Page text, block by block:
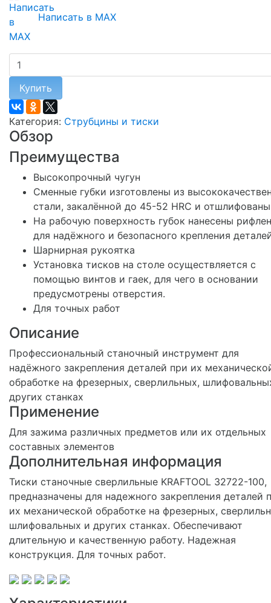
Написать в MAX
Купить
Категория: Струбцины и тиски
Обзор
Преимущества
Высокопрочный чугун
Сменные губки изготовлены из
стали, закалённой до 45-52 HRC и отшлифованы
На рабочую поверхность губок нанесены
для надёжного и безопасного крепления
Шарнирная рукоятка
Установка тисков на столе осуществляется с
помощью винтов и гаек, для чего в основании
предусмотрены отверстия.
Для точных работ
Описание
Профессиональный станочный инструмент для
надёжного закрепления деталей при их
обработке на фрезерных, сверлильных,
других станках
Применение
Для зажима различных предметов или их отдельных
составных элементов
Дополнительная информация
Тиски станочные сверлильные KRAFTOOL 32722-100,
предназначены для надежного закрепления деталей
их механической обработке на фрезерных,
шлифовальных и других станках. Обеспечивают
длительную и качественную работу. Надежная
конструкция. Для точных работ.